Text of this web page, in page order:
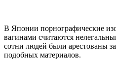
В Японии порнографические
вагинами считаются
сотни людей были арестованы
подобных материалов.